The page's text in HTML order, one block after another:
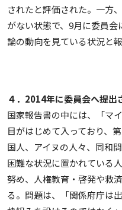
されたと評価された。一方
がない状態で、9月に委員
論の動向を見ている状況と
４．2014年に委員会へ提出
国家報告書の中には、「マ
目がはじめて入っており、
国人、アイヌの人々、同和
困難な状況に置かれている
努め、人権教育・啓発や救
る。問題は、「関係府庁は